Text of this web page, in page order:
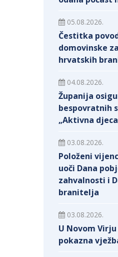
05.08.2026.
Čestitka
domovinske
hrvatskih
04.08.2026.
Županija
bespovratnih
„Aktivna
03.08.2026.
Položeni
uoči Dana
zahvalnosti i
branitelja
03.08.2026.
U Novom
pokazna